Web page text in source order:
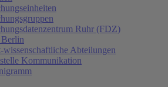
Ruhr (FDZ)
wissenschaftliche Abteilungen
Kommunikation